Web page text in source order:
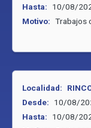
Hasta:
10/08/
Motivo: Trabajos
Localidad:
Desde:
10/08/
Hasta:
10/08/